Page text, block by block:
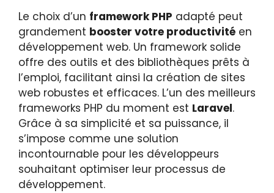
Le choix d’un framework PHP adapté peut
grandement booster votre productivité en
développement web. Un framework solide
offre des outils et des bibliothèques prêts à
l’emploi, facilitant ainsi la création de sites
web robustes et efficaces. L’un des meilleurs
frameworks PHP du moment est Laravel.
Grâce à sa simplicité et sa puissance, il
s’impose comme une solution
incontournable pour les développeurs
souhaitant optimiser leur processus de
développement.